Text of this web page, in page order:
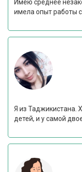
Имею среднее
имела опыт работы
Я из Таджикистана.
детей, и у самой